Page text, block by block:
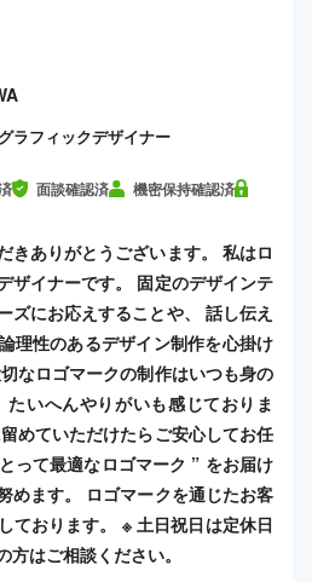
グラフィックデザイナー
面談確認済 機密保持確認済
きありがとうございます。 私はロ
ザイナーです。 固定のデザインテ
ズにお応えすることや、 話し伝え
理性のあるデザイン制作を心掛け
なロゴマークの制作はいつも身の
いへんやりがいも感じておりま
めていただけたらご安心してお任
って最適なロゴマーク ” をお届け
めます。 ロゴマークを通じたお客
ております。 ※ 土日祝日は定休日
はご相談ください。